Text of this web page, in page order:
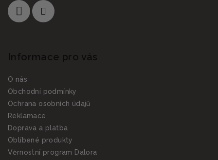
Informace pro vás
O nás
Obchodní podmínky
Ochrana osobních údajů
Reklamace
Doprava a platba
Oblíbené produkty
Věrnostní program Dalora